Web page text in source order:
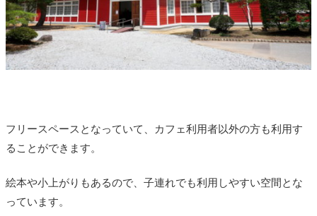
フリースペースとなっていて、カフェ利用者以外の方も利用す
ることができます。
絵本や小上がりもあるので、子連れでも利用しやすい空間とな
っています。